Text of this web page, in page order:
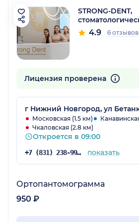
STRONG-DENT,
4.9 6 отзывов
Лицензия проверена
г Нижний Новгород, ул
Московская (1.5 км)
Чкаловская (2.8 км)
Откроется в 09:00
+7 (831) 238-99-01 показать
Ортопантомограмма
950 ₽